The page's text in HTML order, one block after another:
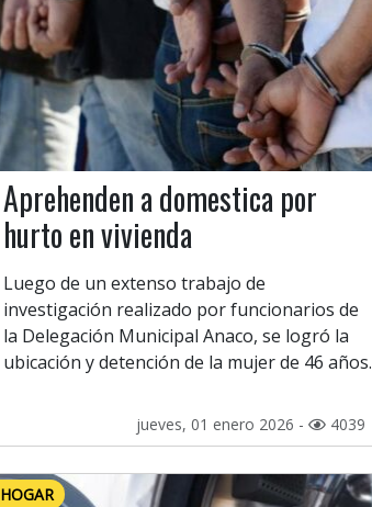
Aprehenden a domestica por
hurto en vivienda
Luego de un extenso trabajo de
investigación realizado por funcionarios de
la Delegación Municipal Anaco, se logró la
ubicación y detención de la mujer de 46 años.
jueves, 01 enero 2026 - 4039
HOGAR